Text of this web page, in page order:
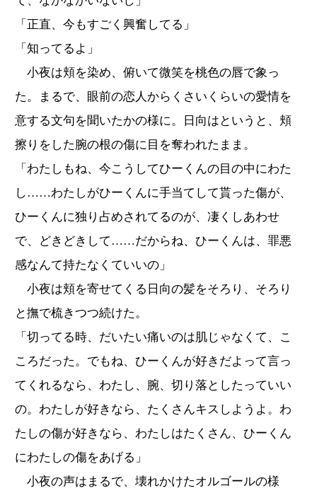
「正直、今もすごく興奮してる」
「知ってるよ」
小夜は頬を染め、俯いて微笑を桃色の唇で象っ
た。まるで、眼前の恋人からくさいくらいの愛情を
意する文句を聞いたかの様に。日向はというと、頬
擦りをした腕の根の傷に目を奪われたまま。
「わたしもね、今こうしてひーくんの目の中にわた
し……わたしがひーくんに手当てして貰った傷が、
ひーくんに独り占めされてるのが、凄くしあわせ
で、どきどきして……だからね、ひーくんは、罪悪
感なんて持たなくていいの」
小夜は頬を寄せてくる日向の髪をそろり、そろり
と撫で梳きつつ続けた。
「切ってる時、だいたい痛いのは肌じゃなくて、こ
ころだった。でもね、ひーくんが好きだよって言っ
てくれるなら、わたし、腕、切り落としたっていい
の。わたしが好きなら、たくさんキスしようよ。わ
たしの傷が好きなら、わたしはたくさん、ひーくん
にわたしの傷をあげる」
小夜の声はまるで、壊れかけたオルゴールの様